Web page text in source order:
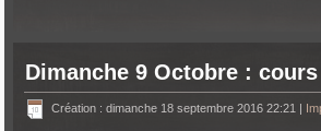
Dimanche 9 Octobre :
Création : dimanche 18 septembre 2016 22:21 |